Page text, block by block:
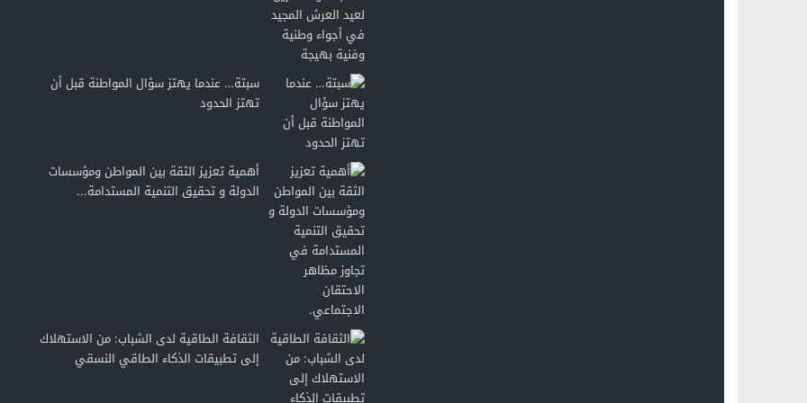
سبتة… عندما يهتز سؤال المواطنة قبل أن
تهتز الحدود
أهمية تعزيز الثقة بين المواطن ومؤسسات
الدولة و تحقيق التنمية المستدامة...
الثقافة الطاقية لدى الشباب: من الاستهلاك
إلى تطبيقات الذكاء الطاقي النسقي